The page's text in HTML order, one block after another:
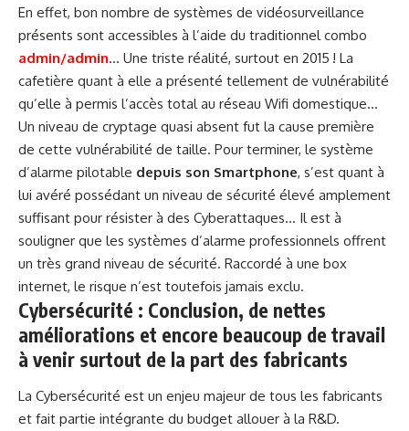
En effet, bon nombre de systèmes de vidéosurveillance
présents sont accessibles à l’aide du traditionnel combo
admin/admin… Une triste réalité, surtout en 2015 ! La
cafetière quant à elle a présenté tellement de vulnérabilité
qu’elle à permis l’accès total au réseau Wifi domestique…
Un niveau de cryptage quasi absent fut la cause première
de cette vulnérabilité de taille. Pour terminer, le système
d’alarme pilotable depuis son Smartphone, s’est quant à
lui avéré possédant un niveau de sécurité élevé amplement
suffisant pour résister à des Cyberattaques… Il est à
souligner que les systèmes d’alarme professionnels offrent
un très grand niveau de sécurité. Raccordé à une box
internet, le risque n’est toutefois jamais exclu.
Cybersécurité : Conclusion, de nettes
améliorations et encore beaucoup de travail
à venir surtout de la part des fabricants
La Cybersécurité est un enjeu majeur de tous les fabricants
et fait partie intégrante du budget allouer à la R&D.